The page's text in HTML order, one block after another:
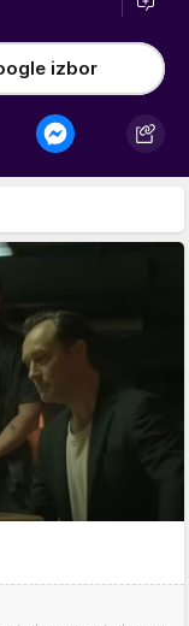
izbor